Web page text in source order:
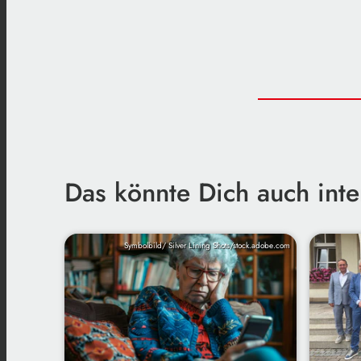
Das könnte Dich auch
Symbolbild/ Silver Lining Shots/stock.adobe.com